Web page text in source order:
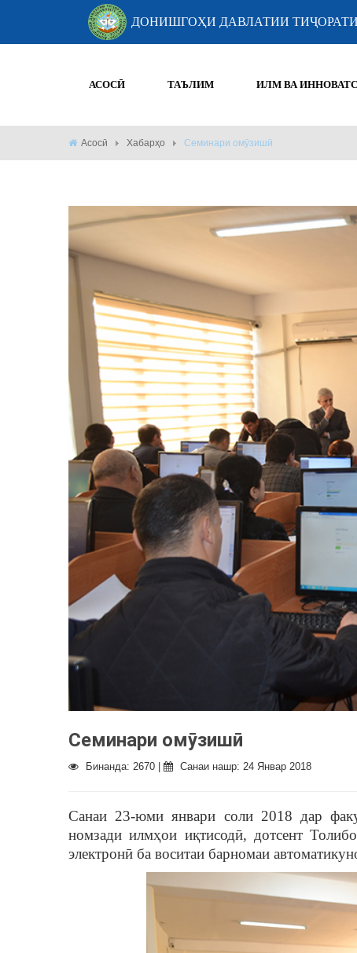
ДОНИШГОҲИ ДАВЛАТИИ
АСОСӢ ТАЪЛИМ ИЛМ ВА
Асосӣ Хабарҳо Семинари омӯзишӣ
Семинари омӯзишӣ
Бинанда: 2670 | Санаи нашр: 24 Январ 2018
Санаи 23-юми январи соли 2018 дар
номзади илмҳои иқтисодӣ, дотсент
электронӣ ба воситаи барномаи